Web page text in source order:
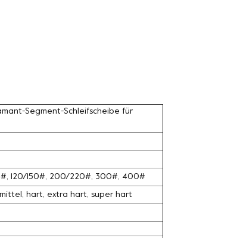
Segment-Schleifscheibe für
120/150#, 200/220#, 300#, 400#
mittel, hart, extra hart, super hart